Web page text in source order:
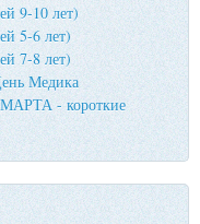
9-10 лет)
5-6 лет)
7-8 лет)
Медика
- короткие